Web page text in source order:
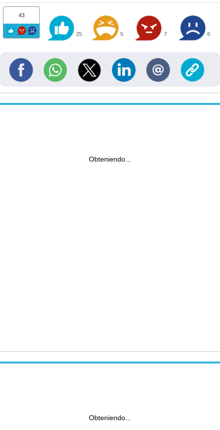
43
25 5 7 6
Obteniendo...
Obteniendo...